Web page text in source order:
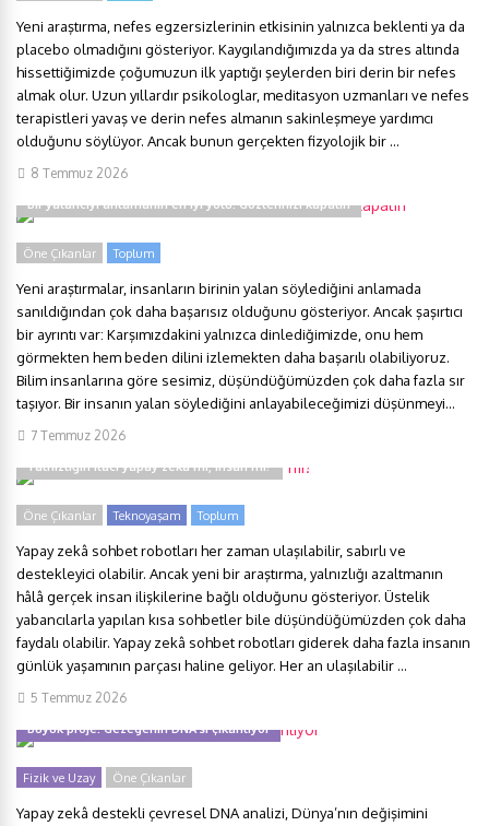
Yeni araştırma, nefes egzersizlerinin etkisinin yalnızca beklenti ya da
placebo olmadığını gösteriyor. Kaygılandığımızda ya da stres altında
hissettiğimizde çoğumuzun ilk yaptığı şeylerden biri derin bir nefes
almak olur. Uzun yıllardır psikologlar, meditasyon uzmanları ve nefes
terapistleri yavaş ve derin nefes almanın sakinleşmeye yardımcı
olduğunu söylüyor. Ancak bunun gerçekten fizyolojik bir ...
8 Temmuz 2026
Bir yalancıyı anlamanın en iyi yolu: Gözlerinizi kapatın
Öne Çıkanlar Toplum
Yeni araştırmalar, insanların birinin yalan söylediğini anlamada
sanıldığından çok daha başarısız olduğunu gösteriyor. Ancak şaşırtıcı
bir ayrıntı var: Karşımızdakini yalnızca dinlediğimizde, onu hem
görmekten hem beden dilini izlemekten daha başarılı olabiliyoruz.
Bilim insanlarına göre sesimiz, düşündüğümüzden çok daha fazla sır
taşıyor. Bir insanın yalan söylediğini anlayabileceğimizi düşünmeyi...
7 Temmuz 2026
Yalnızlığın ilacı yapay zekâ mı, insan mı?
Öne Çıkanlar Teknoyaşam Toplum
Yapay zekâ sohbet robotları her zaman ulaşılabilir, sabırlı ve
destekleyici olabilir. Ancak yeni bir araştırma, yalnızlığı azaltmanın
hâlâ gerçek insan ilişkilerine bağlı olduğunu gösteriyor. Üstelik
yabancılarla yapılan kısa sohbetler bile düşündüğümüzden çok daha
faydalı olabilir. Yapay zekâ sohbet robotları giderek daha fazla insanın
günlük yaşamının parçası haline geliyor. Her an ulaşılabilir ...
5 Temmuz 2026
Büyük proje: Gezegenin DNA’sı çıkarılıyor
Fizik ve Uzay Öne Çıkanlar
Yapay zekâ destekli çevresel DNA analizi, Dünya’nın değişimini